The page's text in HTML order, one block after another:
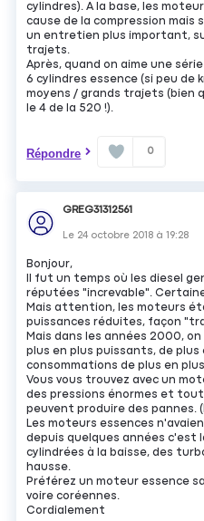
cylindres). A la base, les
cause de la compression
un entretien plus important,
trajets.
Après, quand on aime une
6 cylindres essence (si peu de
moyens / grands trajets (bien
le 4 de la 520 !).
Répondre 0
GREG31312561
Le 24 octobre 2018 à19:28
Bonjour,
Il fut un temps où les diesel
réputées "increvable".
Mais attention, les moteurs
puissances réduites, façon
Mais dans les années 2000,
plus en plus puissants, de
consommations de plus en
Vous vous trouvez avec un
des pressions énormes et
peuvent produire des pannes.
Les moteurs essences
depuis quelques années c'est
cylindrées à la baisse, des
hausse.
Préférez un moteur essence
voire coréennes.
Cordialement